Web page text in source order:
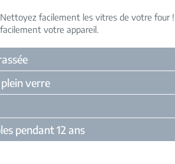
Nettoyez facilement les vitres de votre four !
votre appareil
verre
pendant 12 ans